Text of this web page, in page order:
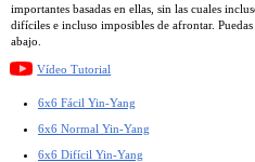
importantes basadas en ellas, sin las cuales
difíciles e incluso imposibles de afrontar.
abajo.
Vídeo Tutorial
6x6 Fácil Yin-Yang
6x6 Normal Yin-Yang
6x6 Difícil Yin-Yang